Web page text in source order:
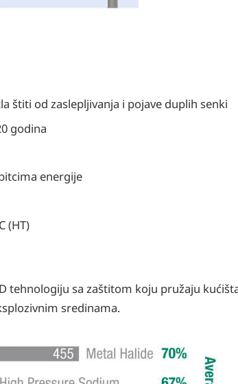
štiti od zaslepljivanja i pojave duplih senki
godina
energije
(HT)
tehnologiju sa zaštitom koju pružaju
sredinama.